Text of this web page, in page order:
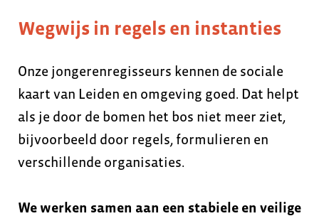
Wegwijs in regels en instanties
Onze jongerenregisseurs kennen de sociale
kaart van Leiden en omgeving goed. Dat helpt
als je door de bomen het bos niet meer ziet,
bijvoorbeeld door regels, formulieren en
verschillende organisaties.
We werken samen aan een stabiele en veilige